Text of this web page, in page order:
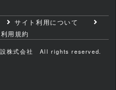
サイト利用について
用規約
株式会社 All rights reserved.